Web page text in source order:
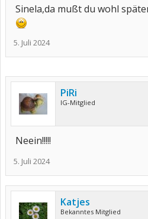
Sinela,da mußt du wohl
5. Juli 2024
PiRi
IG-Mitglied
Neein!!!!!
5. Juli 2024
Katjes
Bekanntes Mitglied